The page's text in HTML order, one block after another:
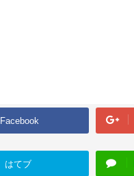
Facebook
はてブ